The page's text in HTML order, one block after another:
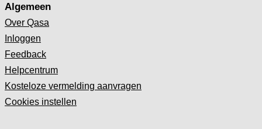
Algemeen
Over Qasa
Inloggen
Feedback
Helpcentrum
Kosteloze vermelding aanvragen
Cookies instellen